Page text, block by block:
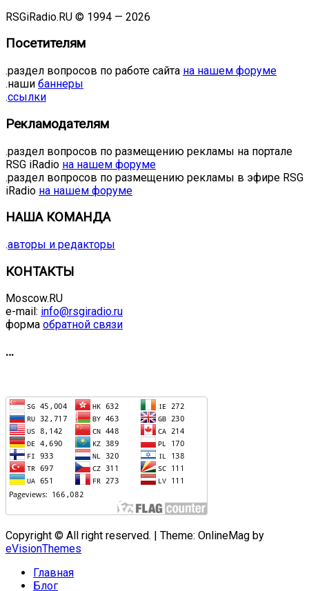
RSGiRadio.RU © 1994 — 2026
Посетителям
.раздел вопросов по работе сайта на нашем форуме
.наши баннеры
.ссылки
Рекламодателям
.раздел вопросов по размещению рекламы на портале
RSG iRadio на нашем форуме
.раздел вопросов по размещению рекламы в эфире RSG
iRadio на нашем форуме
НАША КОМАНДА
.авторы и редакторы
КОНТАКТЫ
Moscow.RU
e-mail: info@rsgiradio.ru
форма обратной связи
…
Copyright © All right reserved. | Theme: OnlineMag by
eVisionThemes
Главная
Блог